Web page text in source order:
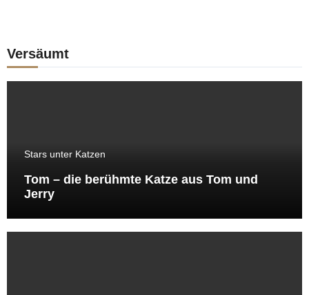
Versäumt
Stars unter Katzen
Tom – die berühmte Katze aus Tom und
Jerry